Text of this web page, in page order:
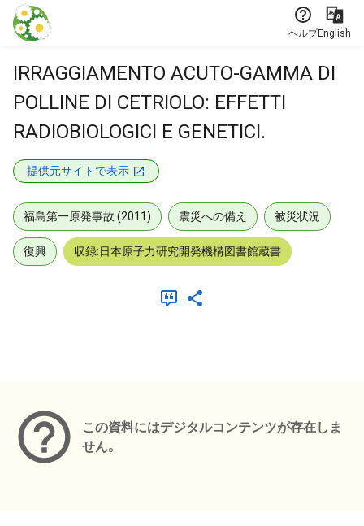
本文に飛ぶ
ヘルプEnglish
IRRAGGIAMENTO ACUTO-GAMMA DI
POLLINE DI CETRIOLO: EFFETTI
RADIOBIOLOGICI E GENETICI.
提供元サイトで表示
福島第一原発事故 (2011) 震災への備え 被災状況
復興 収録:日本原子力研究開発機構図書館蔵書
この資料にはデジタルコンテンツが存在しま
せん。